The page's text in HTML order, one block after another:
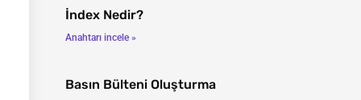
İndex Nedir?
Anahtarı incele »
Basın Bülteni Oluşturma